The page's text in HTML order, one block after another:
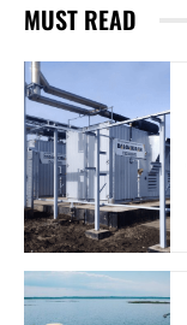
MUST READ